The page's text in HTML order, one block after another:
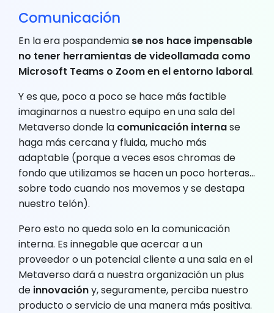
Comunicación
En la era pospandemia se nos hace impensable
no tener herramientas de videollamada como
Microsoft Teams o Zoom en el entorno laboral.
Y es que, poco a poco se hace más factible
imaginarnos a nuestro equipo en una sala del
Metaverso donde la comunicación internase
haga más cercana y fluida, mucho más
adaptable (porque a veces esos chromas de
fondo que utilizamos se hacen un poco horteras…
sobre todo cuando nos movemos y se destapa
nuestro telón).
Pero esto no queda solo en la comunicación
interna. Es innegable que acercar a un
proveedor o un potencial cliente a una sala en el
Metaverso dará a nuestra organización un plus
de innovacióny, seguramente, perciba nuestro
producto o servicio de una manera más positiva.